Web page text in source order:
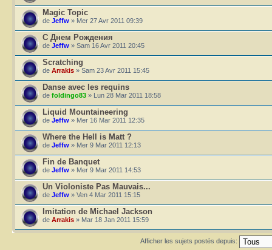
Magic Topic
de Jeffw » Mer 27 Avr 2011 09:39
С Днем Рождения
de Jeffw » Sam 16 Avr 2011 20:45
Scratching
de Arrakis » Sam 23 Avr 2011 15:45
Danse avec les requins
de foldingo83 » Lun 28 Mar 2011 18:58
Liquid Mountaineering
de Jeffw » Mer 16 Mar 2011 12:35
Where the Hell is Matt ?
de Jeffw » Mer 9 Mar 2011 12:13
Fin de Banquet
de Jeffw » Mer 9 Mar 2011 14:53
Un Violoniste Pas Mauvais...
de Jeffw » Ven 4 Mar 2011 15:15
Imitation de Michael Jackson
de Arrakis » Mar 18 Jan 2011 15:59
Afficher les sujets postés depuis: